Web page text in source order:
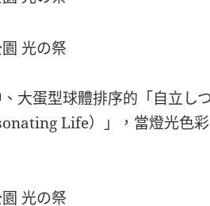
大蛋型球體排序的「自立し
Life）」，當燈光色